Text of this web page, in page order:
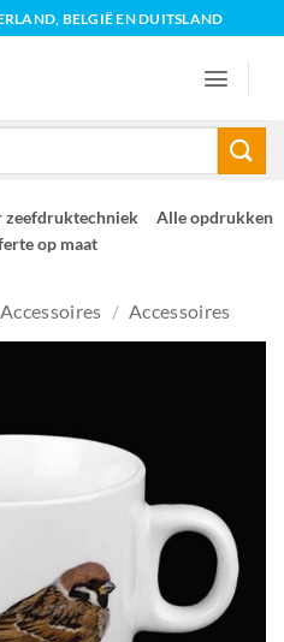
BELGIË EN DUITSLAND
zeefdruktechniek Alle opdrukken
op maat
/ Accessoires